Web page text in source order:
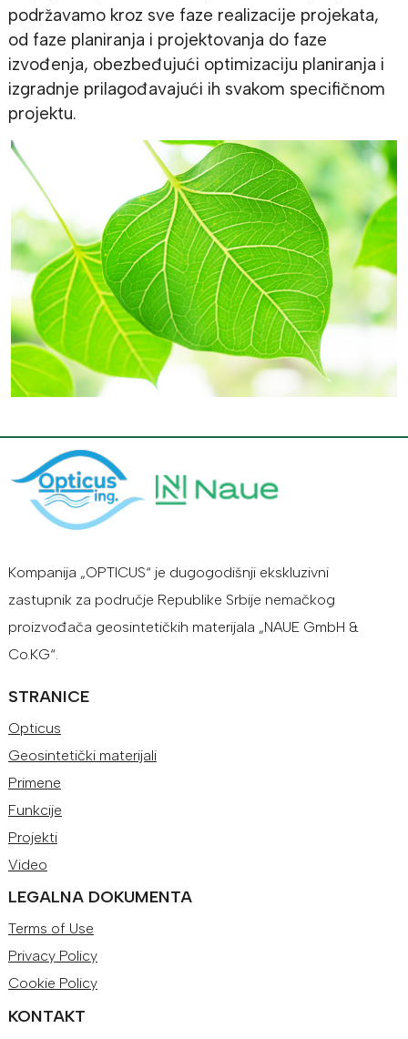
podržavamo kroz sve faze realizacije projekata,
od faze planiranja i projektovanja do faze
izvođenja, obezbeđujući optimizaciju planiranja i
izgradnje prilagođavajući ih svakom specifičnom
projektu.
Kompanija „OPTICUS“ je dugogodišnji ekskluzivni
zastupnik za područje Republike Srbije nemačkog
proizvođača geosintetičkih materijala „NAUE GmbH &
Co.KG“.
STRANICE
Opticus
Geosintetički materijali
Primene
Funkcije
Projekti
Video
LEGALNA DOKUMENTA
Terms of Use
Privacy Policy
Cookie Policy
KONTAKT